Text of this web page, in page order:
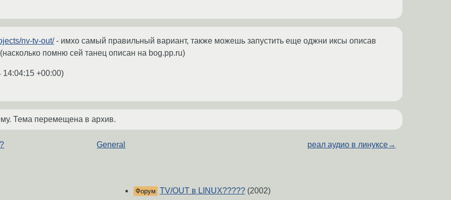
nv-tv-out/- имхо самый правильный вариант, также можешь запустить еще оджни иксы описав
помню сей танец описан на bog.pp.ru)
14:04:15 +00:00)
Тема перемещена в архив.
General реал аудио в линуксе→
Форум TV/OUT в LINUX?????(2002)